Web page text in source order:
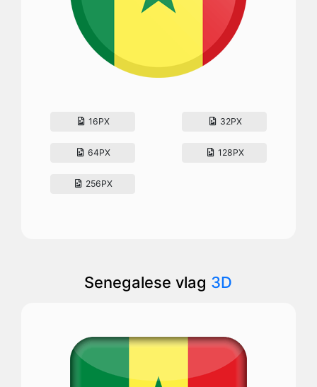
16PX 32PX
64PX 128PX
256PX
Senegalese vlag 3D